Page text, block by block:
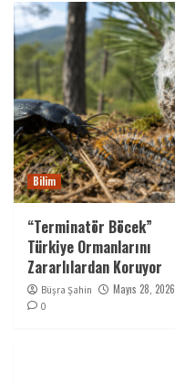
Bilim
“Terminatör Böcek”
Türkiye Ormanlarını
Zararlılardan Koruyor
Büşra Şahin Mayıs 28, 2026
0